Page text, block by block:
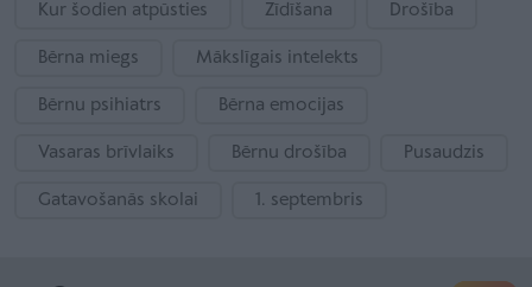
Kur šodien atpūsties Zīdīšana Drošība
Bērna miegs Mākslīgais intelekts
Bērnu psihiatrs Bērna emocijas
Vasaras brīvlaiks Bērnu drošība Pusaudzis
Gatavošanās skolai 1. septembris